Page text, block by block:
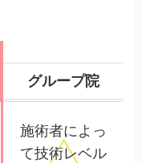
グループ院
施術者によっ
て技術レベル